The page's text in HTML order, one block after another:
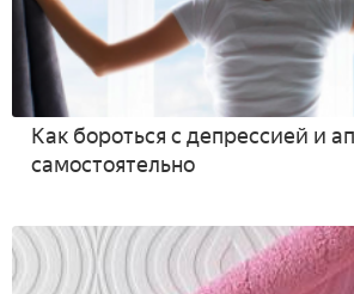
Как бороться с депрессией и
самостоятельно